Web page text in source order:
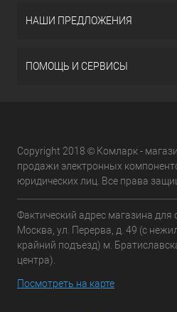
НАШИ ПРЕДЛОЖЕНИЯ
ПОМОЩЬ И СЕРВИСЫ
Copyright 2018 © Комларк -
продажи электронных
юридических лиц. Все права
Фактический адрес магазина для
Москва, ул. Перерва, д. 49 (с
крайний подъезд) м.
центра).
Посмотреть на карте